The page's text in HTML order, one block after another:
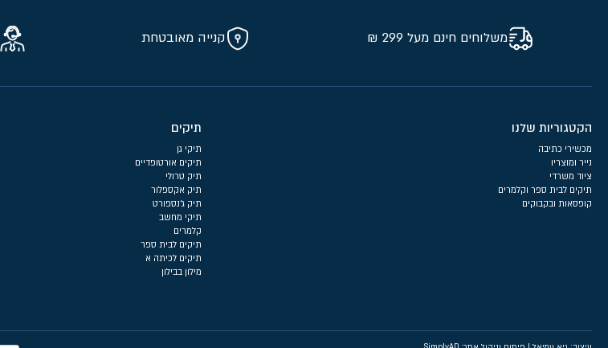
משלוחים חינם מעל 299 ₪ קנייה מאובטחת
הקטגוריות שלנו
מכשירי כתיבה
נייר ומוצריו
ציוד משרדי
תיקים לבית ספר וקלמרים
קופסאות ובקבוקים
תיקים
תיקי גן
תיקים אורטופדיים
תיק טרולי
תיק אקספלור
תיק ג'נספורט
תיקי מחשב
קלמרים
תיקים לבית ספר
תיקים לכיתה א
מילון בבילון